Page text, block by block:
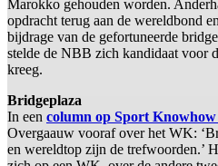
Marokko gehouden worden.
opdracht terug aan de wereldbond
bijdrage van de gefortuneerde
stelde de NBB zich kandidaat voor
kreeg.
Bridgeplaza
In een column op Sport
Overgaauw vooraf over het WK:
en wereldtop zijn de trefwoorden.’